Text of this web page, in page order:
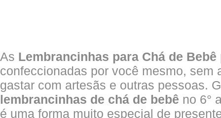
As Lembrancinhas para Chá de Bebê
confeccionadas por você mesmo, sem
gastar com artesãs e outras pessoas.
lembrancinhas de chá de bebê no 6°
é uma forma muito especial de